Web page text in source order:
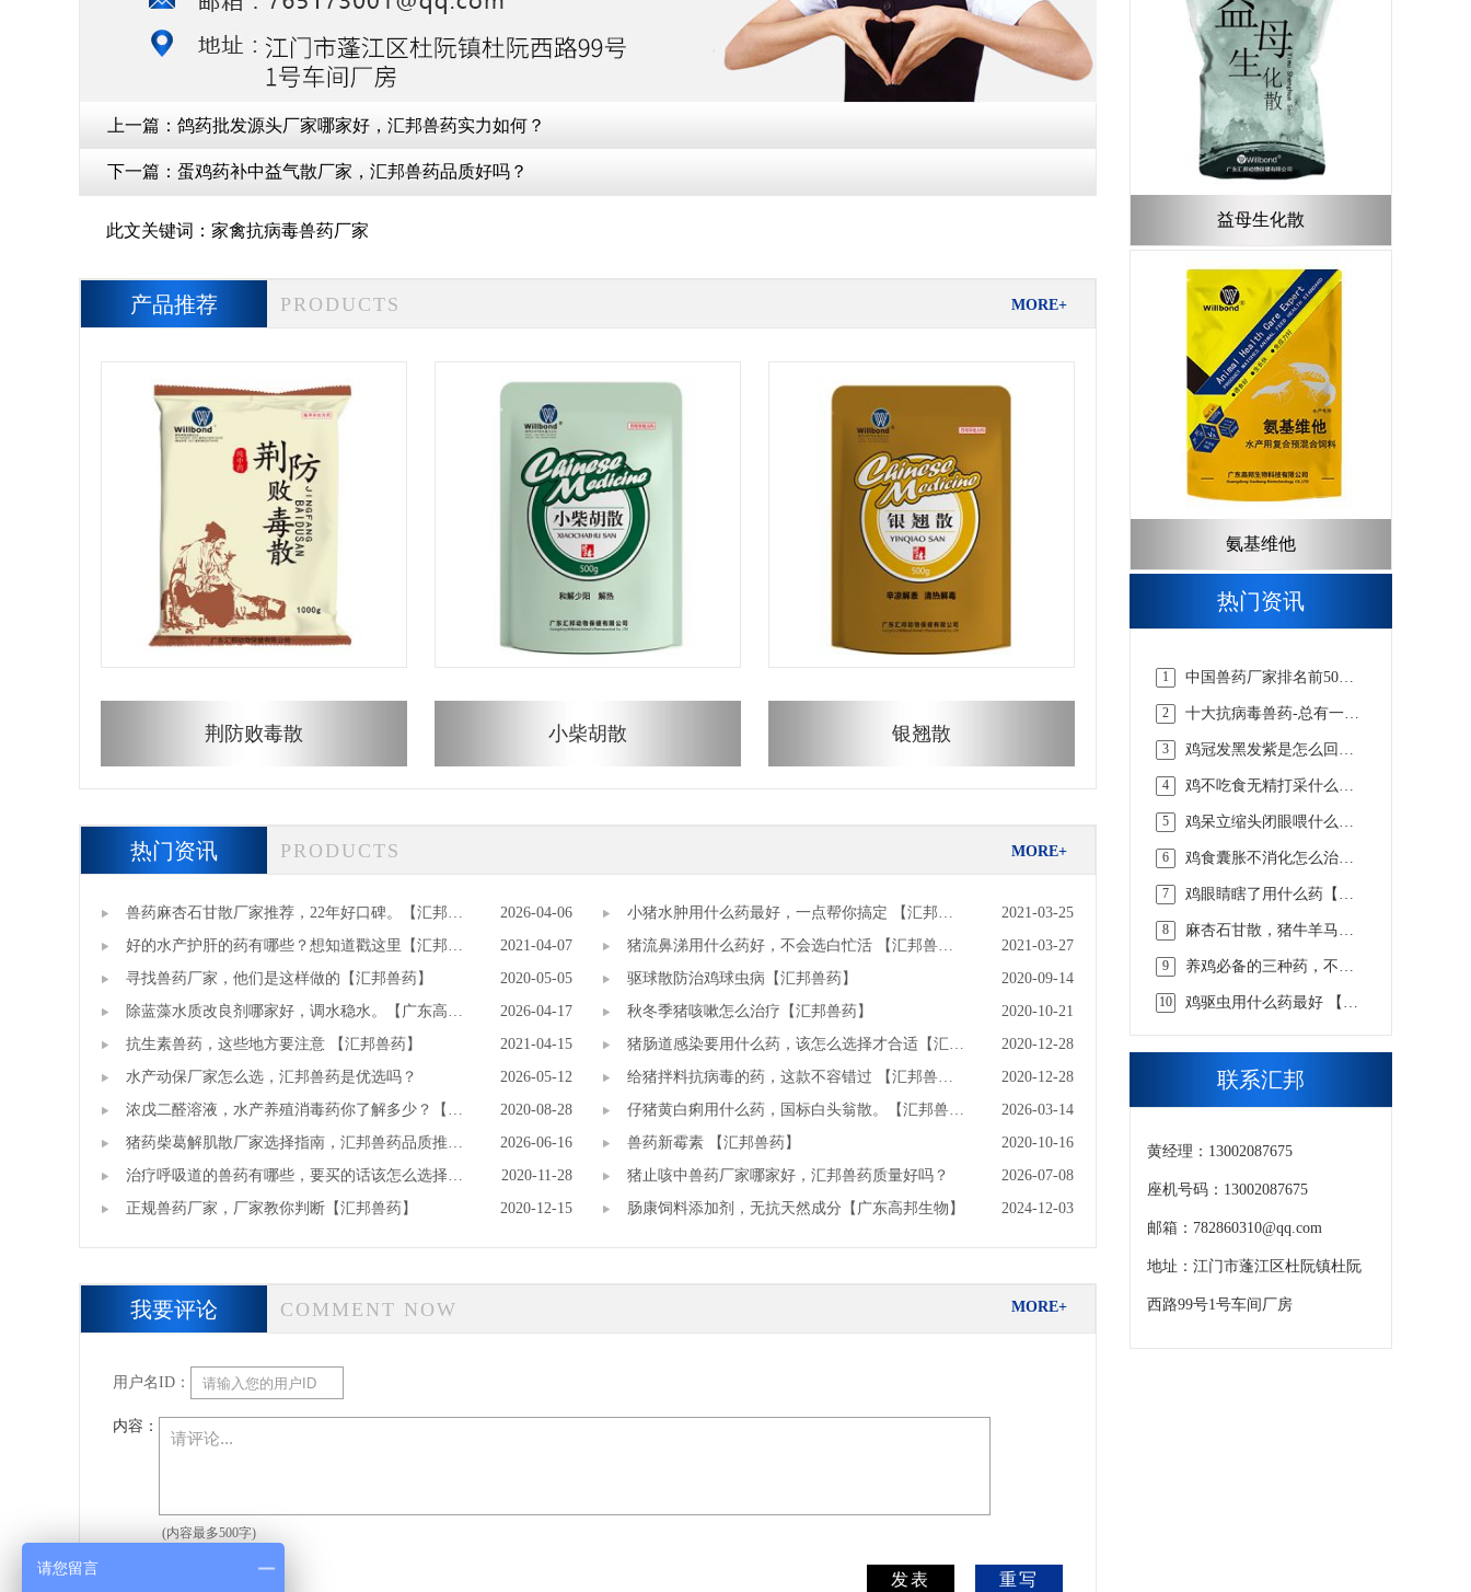
上一篇： 鸽药批发源头厂家哪家好，汇邦兽药实力如何？
下一篇： 蛋鸡药补中益气散厂家，汇邦兽药品质好吗？
此文关键词： 家禽抗病毒兽药厂家
产品推荐 PRODUCTS MORE+
荆防败毒散 小柴胡散 银翘散
热门资讯 PRODUCTS MORE+
兽药麻杏石甘散厂家推荐，22年好口碑。【汇邦兽
药厂】
2026-04-06
小猪水肿用什么药最好，一点帮你搞定 【汇邦兽
药】
2021-03-25
好的水产护肝的药有哪些？想知道戳这里【汇邦兽
药】
2021-04-07
猪流鼻涕用什么药好，不会选白忙活 【汇邦兽
药】
2021-03-27
寻找兽药厂家，他们是这样做的【汇邦兽药】
2020-05-05 驱球散防治鸡球虫病【汇邦兽药】
2020-09-14
除蓝藻水质改良剂哪家好，调水稳水。【广东高邦
生物】
2026-04-17 秋冬季猪咳嗽怎么治疗【汇邦兽药】
2020-10-21
抗生素兽药，这些地方要注意 【汇邦兽药】
2021-04-15
猪肠道感染要用什么药，该怎么选择才合适【汇邦
兽药】
2020-12-28
水产动保厂家怎么选，汇邦兽药是优选吗？
2026-05-12
给猪拌料抗病毒的药，这款不容错过 【汇邦兽
药】
2020-12-28
浓戊二醛溶液，水产养殖消毒药你了解多少？【汇
邦兽药】
2020-08-28
仔猪黄白痢用什么药，国标白头翁散。【汇邦兽药
厂】
2026-03-14
猪药柴葛解肌散厂家选择指南，汇邦兽药品质推
荐。
2026-06-16 兽药新霉素 【汇邦兽药】
2020-10-16
治疗呼吸道的兽药有哪些，要买的话该怎么选择
【汇邦兽药】
2020-11-28 猪止咳中兽药厂家哪家好，汇邦兽药质量好吗？
2026-07-08
正规兽药厂家，厂家教你判断【汇邦兽药】
2020-12-15 肠康饲料添加剂，无抗天然成分【广东高邦生物】 2024-12-03
我要评论 COMMENT NOW MORE+
用户名ID：
内容：
(内容最多500字)
发表 重写
益母生化散
氨基维他
热门资讯
1
中国兽药厂家排名前50
药】
2
十大抗病毒兽药-总有一款
3
鸡冠发黑发紫是怎么回事
合适 【汇邦兽药】
4
鸡不吃食无精打采什么病
5
鸡呆立缩头闭眼喂什么药
6
鸡食囊胀不消化怎么治，
药】
7
鸡眼睛瞎了用什么药【汇
8
麻杏石甘散，猪牛羊马兔
9
养鸡必备的三种药，不知
10
鸡驱虫用什么药最好 【汇
联系汇邦
黄经理：13002087675
座机号码：13002087675
邮箱：782860310@qq.com
地址：江门市蓬江区杜阮镇杜阮
西路99号1号车间厂房
请您留言